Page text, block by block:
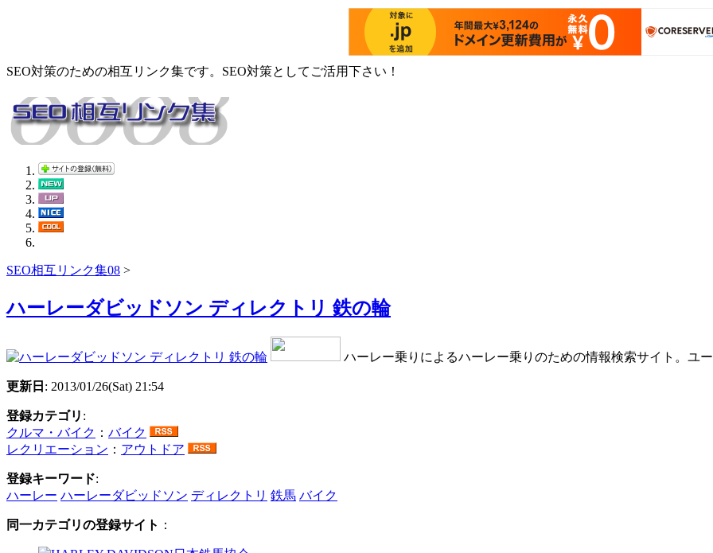
SEO対策のための相互リンク集です。SEO対策としてご活用下さい！
SEO相互リンク集08 >
ハーレーダビッドソン ディレクトリ 鉄の輪
ハーレー乗りによるハーレー乗りのための情報検索サイト。ユ
更新日 : 2013/01/26(Sat) 21:54
登録カテゴリ :
クルマ・バイク ： バイク
レクリエーション ： アウトドア
登録キーワード:
ハーレー ハーレーダビッドソン ディレクトリ 鉄馬 バイク
同一カテゴリの登録サイト ：